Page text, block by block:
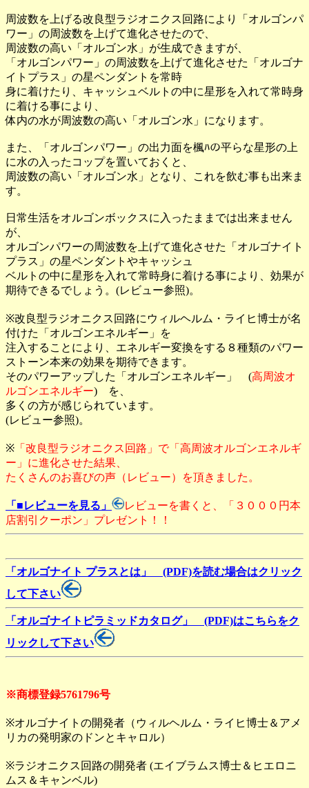
周波数を上げる改良型ラジオニクス回路により「オルゴンパ
ワー」の周波数を上げて進化させたので、
周波数の高い「オルゴン水」が生成できますが、
「オルゴンパワー」の周波数を上げて進化させた「オルゴナ
イトプラス」の星ペンダントを常時
身に着けたり、キャッシュベルトの中に星形を入れて常時身
に着ける事により、
体内の水が周波数の高い「オルゴン水」になります。
また、「オルゴンパワー」の出力面を楓ﾊの平らな星形の上
に水の入ったコップを置いておくと、
周波数の高い「オルゴン水」となり、これを飲む事も出来ま
す。
日常生活をオルゴンボックスに入ったままでは出来ません
が、
オルゴンパワーの周波数を上げて進化させた「オルゴナイト
プラス」の星ペンダントやキャッシュ
ベルトの中に星形を入れて常時身に着ける事により、効果が
期待できるでしょう。(レビュー参照)。
※改良型ラジオニクス回路にウィルヘルム・ライヒ博士が名
付けた「オルゴンエネルギー」を
注入することにより、エネルギー変換をする８種類のパワー
ストーン本来の効果を期待できます。
そのパワーアップした「オルゴンエネルギー」 (高周波オ
ルゴンエネルギー) を、
多くの方が感じられています。
(レビュー参照)。
※ 「改良型ラジオニクス回路」で「高周波オルゴンエネルギ
ー」に進化させた結果、
たくさんのお喜びの声（レビュー）を頂きました。
「■レビューを見る」
レビューを書くと、「３０００円本
店割引クーポン」プレゼント！！
「オルゴナイト プラスとは」 (PDF)を読む場合はクリック
して下さい
「オルゴナイトピラミッドカタログ」 (PDF)はこちらをク
リックして下さい
※商標登録5761796号
※オルゴナイトの開発者（ウィルヘルム・ライヒ博士＆アメ
リカの発明家のドンとキャロル）
※ラジオニクス回路の開発者 (エイブラムス博士＆ヒエロニ
ムス＆キャンベル)